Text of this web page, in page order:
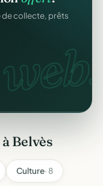
web.
de collecte, prêts
Belvès
Culture· 8